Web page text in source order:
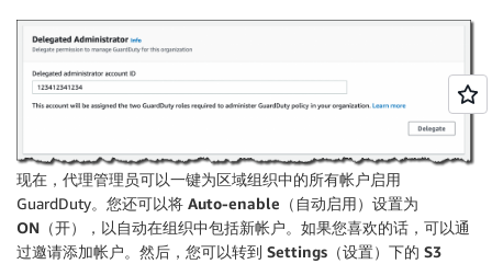
现在， 代理管理员可以一键为区域组织中的所有帐户启用
GuardDuty。您还可以将 Auto-enable （自动启用）设置为
ON （开），以自动在组织中包括新帐户。如果您喜欢的话，可以通
过邀请添加帐户。然后，您可以转到 Settings （设置）下的 S3